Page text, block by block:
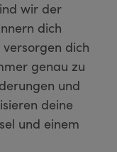
wir der
dich
dich
genau zu
und
deine
und einem